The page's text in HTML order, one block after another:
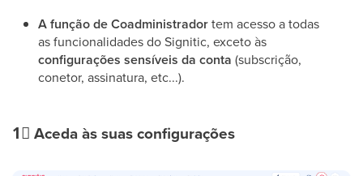
A função de Coadministradortem acesso a todas
as funcionalidades do Signitic, exceto às
configurações sensíveis da conta (subscrição,
conetor, assinatura, etc...).
1⃣ Aceda às suas configurações